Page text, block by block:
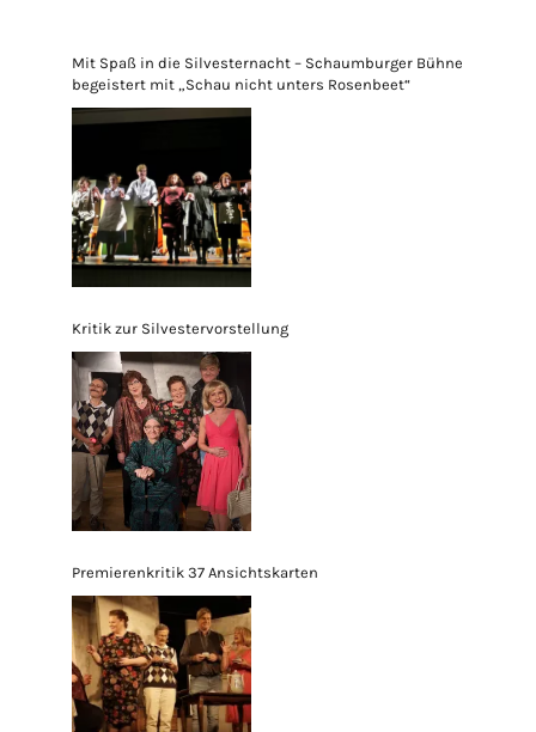
Mit Spaß in die Silvesternacht – Schaumburger Bühne
begeistert mit „Schau nicht unters Rosenbeet“
Kritik zur Silvestervorstellung
Premierenkritik 37 Ansichtskarten